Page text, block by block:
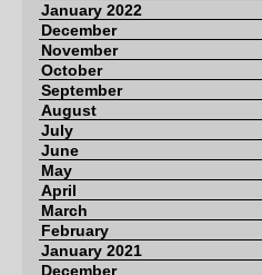
January 2022
December
November
October
September
August
July
June
May
April
March
February
January 2021
December